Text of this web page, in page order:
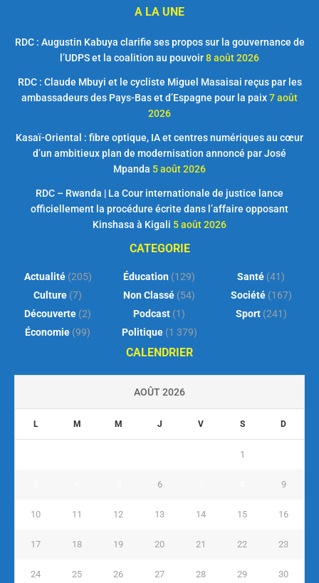
A LA UNE
RDC : Augustin Kabuya clarifie ses propos sur la gouvernance de
l’UDPS et la coalition au pouvoir8 août 2026
RDC : Claude Mbuyi et le cycliste Miguel Masaisai reçus par les
ambassadeurs des Pays-Bas et d’Espagne pour la paix7 août
2026
Kasaï-Oriental : fibre optique, IA et centres numériques au cœur
d’un ambitieux plan de modernisation annoncé par José
Mpanda 5 août 2026
RDC – Rwanda | La Cour internationale de justice lance
officiellement la procédure écrite dans l’affaire opposant
Kinshasa à Kigali 5 août 2026
CATEGORIE
Actualité(205)
Culture (7)
Découverte (2)
Économie (99)
Éducation (129)
Non Classé (54)
Podcast (1)
Politique(1 379)
Santé (41)
Société(167)
Sport(241)
CALENDRIER
AOÛT 2026
L M M J V S D
1
6 9
10 11 12 13 14 15 16
17 18 19 20 21 22 23
24 25 26 27 28 29 30